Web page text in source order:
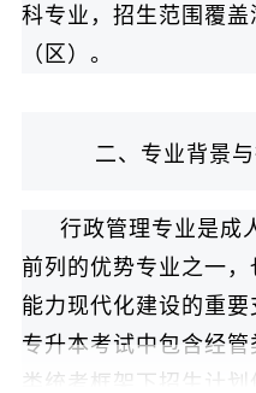
科专业，招生范围覆
（区）。
二、专业背景
行政管理专业是成
前列的优势专业之一
能力现代化建设的重
专升本考试中包含经
类统考框架下招生计